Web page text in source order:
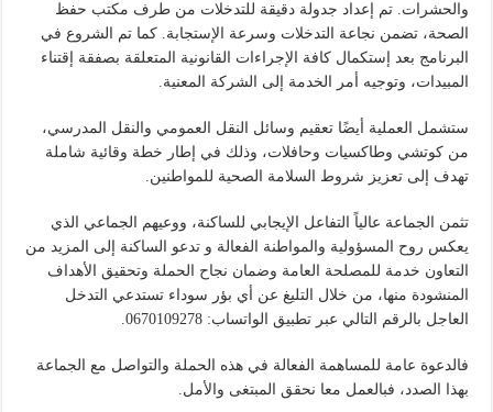
والحشرات. تم إعداد جدولة دقيقة للتدخلات من طرف مكتب حفظ
الصحة، تضمن نجاعة التدخلات وسرعة الإستجابة. كما تم الشروع في
البرنامج بعد إستكمال كافة الإجراءات القانونية المتعلقة بصفقة إقتناء
المبيدات، وتوجيه أمر الخدمة إلى الشركة المعنية.
ستشمل العملية أيضًا تعقيم وسائل النقل العمومي والنقل المدرسي،
من كوتشي وطاكسيات وحافلات، وذلك في إطار خطة وقائية شاملة
تهدف إلى تعزيز شروط السلامة الصحية للمواطنين.
تثمن الجماعة عالياً التفاعل الإيجابي للساكنة، ووعيهم الجماعي الذي
يعكس روح المسؤولية والمواطنة الفعالة و تدعو الساكنة إلى المزيد من
التعاون خدمة للمصلحة العامة وضمان نجاح الحملة وتحقيق الأهداف
المنشودة منها، من خلال التليغ عن أي بؤر سوداء تستدعي التدخل
العاجل بالرقم التالي عبر تطبيق الواتساب: 0670109278.
فالدعوة عامة للمساهمة الفعالة في هذه الحملة والتواصل مع الجماعة
بهذا الصدد، فبالعمل معا نحقق المبتغى والأمل.